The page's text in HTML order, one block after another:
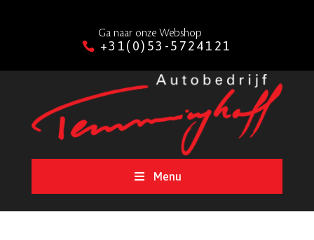
Ga naar onze Webshop
+31(0)53-5724121
Menu